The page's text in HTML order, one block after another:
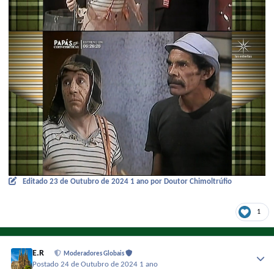
Editado 23 de Outubro de 2024 1 ano por Doutor Chimoltrúfio
1
E.R Moderadores Globais
Postado24 de Outubro de 2024 1 ano